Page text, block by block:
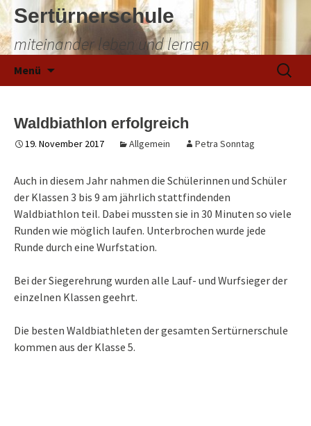
Sertürnerschule
miteinander leben und lernen
Menü
Suchen
nach:
Waldbiathlon erfolgreich
19. November 2017 Allgemein Petra Sonntag
Auch in diesem Jahr nahmen die Schülerinnen und Schüler
der Klassen 3 bis 9 am jährlich stattfindenden
Waldbiathlon teil. Dabei mussten sie in 30 Minuten so viele
Runden wie möglich laufen. Unterbrochen wurde jede
Runde durch eine Wurfstation.
Bei der Siegerehrung wurden alle Lauf- und Wurfsieger der
einzelnen Klassen geehrt.
Die besten Waldbiathleten der gesamten Sertürnerschule
kommen aus der Klasse 5.